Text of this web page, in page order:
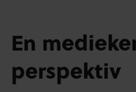
En
perspektiv